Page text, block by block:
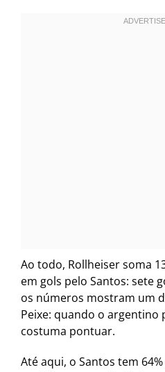
Ao todo, Rollheiser soma
em gols pelo Santos: sete
os números mostram um
Peixe: quando o argentino
costuma pontuar.
Até aqui, o Santos tem